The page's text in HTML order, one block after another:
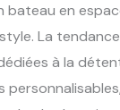
bateau en
La
à la